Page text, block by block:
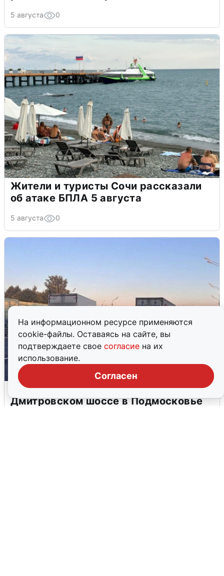
На информационном ресурсе применяются
cookie-файлы. Оставаясь на сайте, вы
подтверждаете свое согласие на их
использование.
Согласен
5 августа 0
Жители и туристы Сочи рассказали
об атаке БПЛА 5 августа
5 августа 0
Пять машин столкнулись на
Дмитровском шоссе в Подмосковье